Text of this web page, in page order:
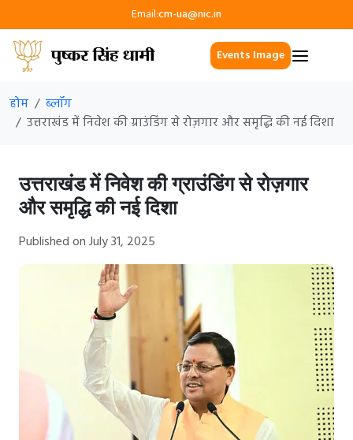
Email:cm-ua@nic.in
Events Image
होम
ब्लॉग
उत्तराखंड में निवेश की ग्राउंडिंग से रोज़गार और समृद्धि की नई दिशा
उत्तराखंड में निवेश की ग्राउंडिंग से रोज़गार
और समृद्धि की नई दिशा
Published on July 31, 2025